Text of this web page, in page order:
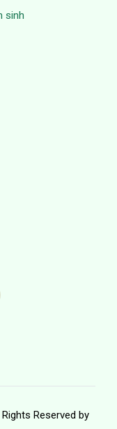
sinh
Reserved by